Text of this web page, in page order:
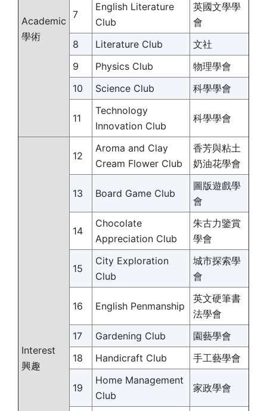
Academic
學術
7
English Literature
Club
英國文學學
會
8
Literature Club
文社
9
Physics Club
物理學會
10
Science Club 科學學會
11
Technology
Innovation Club
科學學會
Interest
興趣
12
Aroma and Clay
Cream Flower Club
香芳與粘土
奶油花學會
13 Board Game Club
圖版遊戲學
會
14
Chocolate
Appreciation Club
朱古力鑒賞
學會
15
City Exploration
Club
城市探索學
會
16 English Penmanship
英文硬筆書
法學會
17
Gardening Club
園藝學會
18
Handicraft Club 手工藝學會
19
Home Management
Club
家政學會